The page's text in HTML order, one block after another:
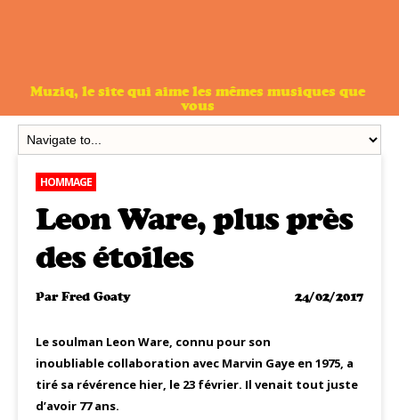
Muziq, le site qui aime les mêmes musiques que
vous
HOMMAGE
Leon Ware, plus près
des étoiles
ParFred Goaty 24/02/2017
Le soulman Leon Ware, connu pour son
inoubliable collaboration avec Marvin Gaye en 1975, a
tiré sa révérence hier, le 23 février. Il venait tout juste
d’avoir 77 ans.